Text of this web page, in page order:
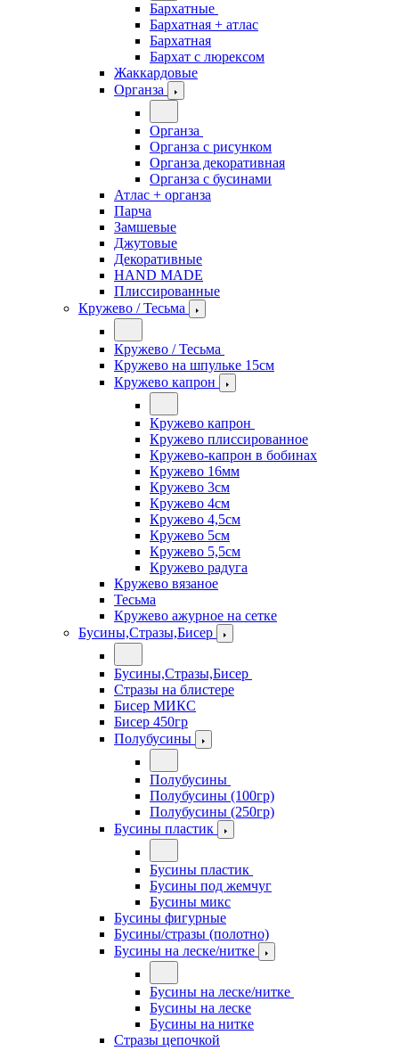
Бархатные
Бархатная + атлас
Бархатная
Бархат с люрексом
Жаккардовые
Органза
Органза
Органза с рисунком
Органза декоративная
Органза с бусинами
Атлас + органза
Парча
Замшевые
Джутовые
Декоративные
HAND MADE
Плиссированные
Кружево / Тесьма
Кружево / Тесьма
Кружево на шпульке 15см
Кружево капрон
Кружево капрон
Кружево плиссированное
Кружево-капрон в бобинах
Кружево 16мм
Кружево 3см
Кружево 4см
Кружево 4,5см
Кружево 5см
Кружево 5,5см
Кружево радуга
Кружево вязаное
Тесьма
Кружево ажурное на сетке
Бусины,Стразы,Бисер
Бусины,Стразы,Бисер
Стразы на блистере
Бисер МИКС
Бисер 450гр
Полубусины
Полубусины
Полубусины (100гр)
Полубусины (250гр)
Бусины пластик
Бусины пластик
Бусины под жемчуг
Бусины микс
Бусины фигурные
Бусины/стразы (полотно)
Бусины на леске/нитке
Бусины на леске/нитке
Бусины на леске
Бусины на нитке
Стразы цепочкой